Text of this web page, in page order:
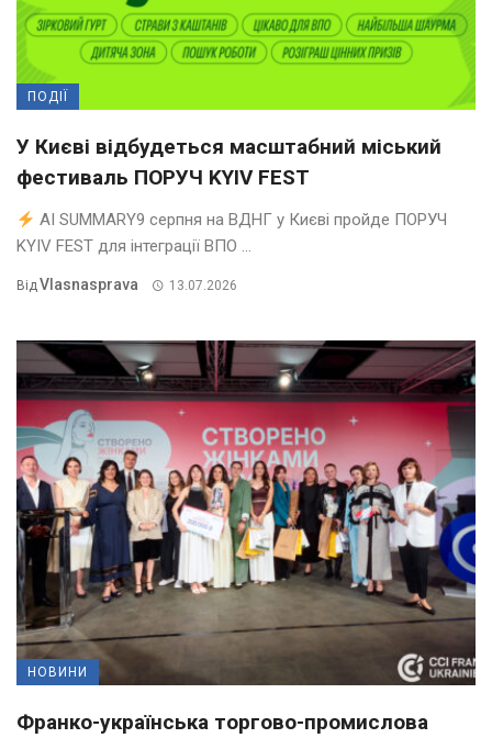
ПОДІЇ
У Києві відбудеться масштабний міський
фестиваль ПОРУЧ KYIV FEST
AI SUMMARY9 серпня на ВДНГ у Києві пройде ПОРУЧ
KYIV FEST для інтеграції ВПО ...
ВідVlasnasprava 13.07.2026
НОВИНИ
Франко-українська торгово-промислова